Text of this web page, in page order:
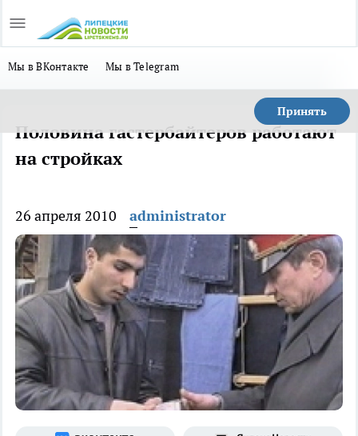
Мы в ВКонтакте Мы в Telegram
Принять
Половина гастербайтеров работают
на стройках
26 апреля 2010 administrator